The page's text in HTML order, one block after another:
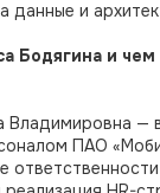
данные и
Бодягина и чем
Владимировна —
ПАО